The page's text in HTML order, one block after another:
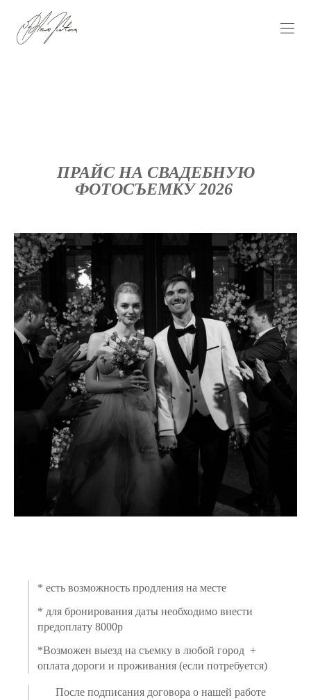
ПРАЙС НА СВАДЕБНУЮ
ФОТОСЪЕМКУ 2026
* есть возможность продления на месте
* для бронирования даты необходимо внести
предоплату 8000р
*Возможен выезд на съемку в любой город +
оплата дороги и проживания (если потребуется)
После подписания договора о нашей работе